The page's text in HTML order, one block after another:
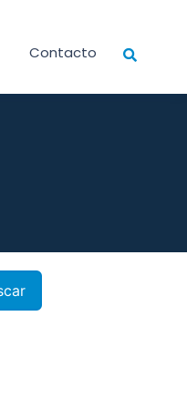
Contacto